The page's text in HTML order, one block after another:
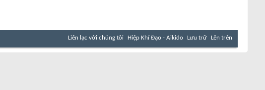
Liên lạc với chúng tôi Hiệp Khí Đạo - Aikido Lưu trữ Lên trên